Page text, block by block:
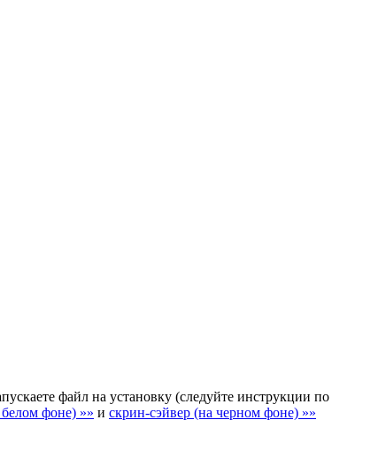
файл на установку (следуйте инструкции по
фоне) »» и скрин-сэйвер (на черном фоне) »»